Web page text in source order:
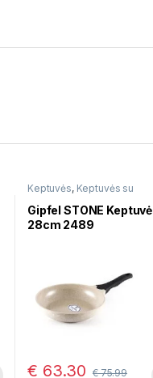
Keptuvės, Keptuvės su
Gipfel STONE Keptuvė
28cm 2489
€ 63.30 €75.99